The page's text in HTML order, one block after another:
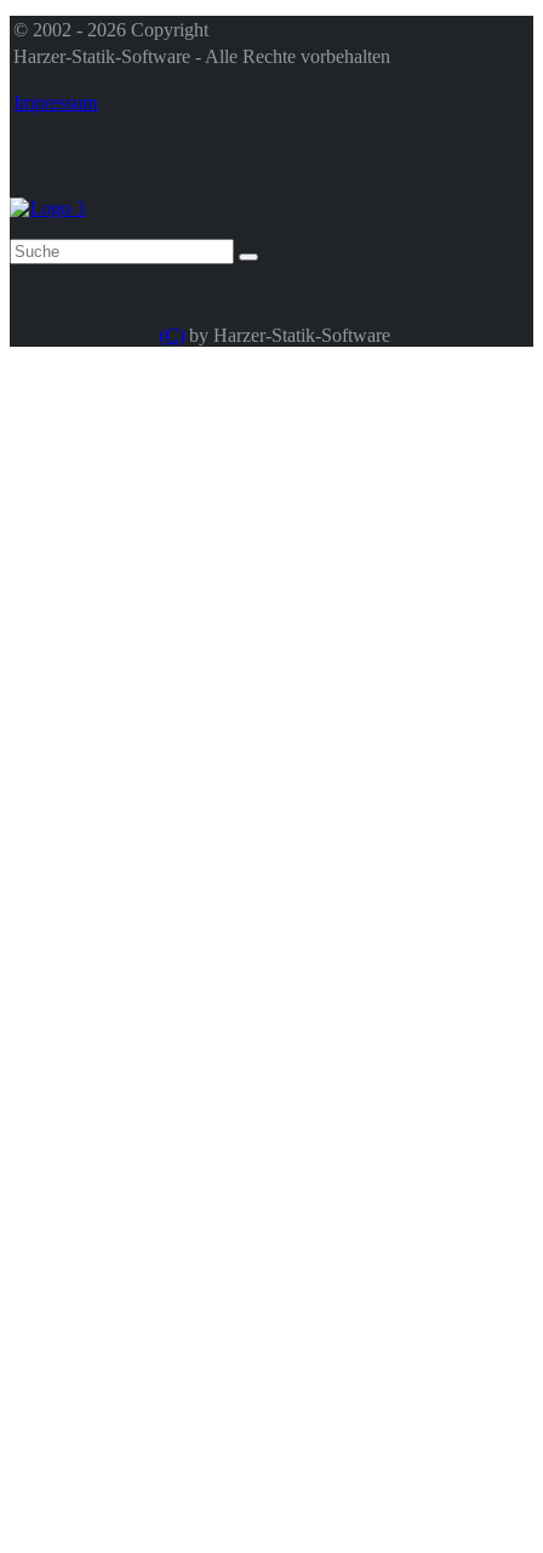
© 2002 - 2026 Copyright
Harzer-Statik-Software - Alle Rechte vorbehalten
Impressum
(C) by Harzer-Statik-Software